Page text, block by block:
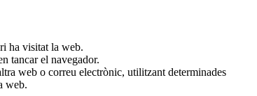
ha visitat la web.
tancar el navegador.
web o correu electrònic, utilitzant determinades
web.